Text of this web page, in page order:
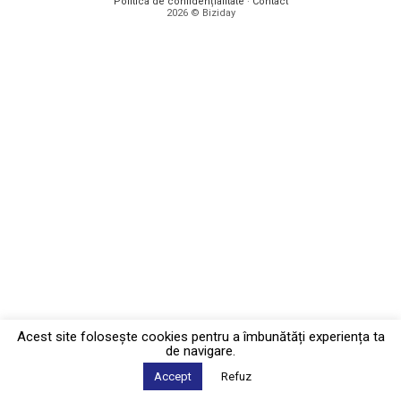
2026 © Biziday
Acest site foloseşte cookies pentru a îmbunătăți experiența ta
de navigare.
Accept Refuz